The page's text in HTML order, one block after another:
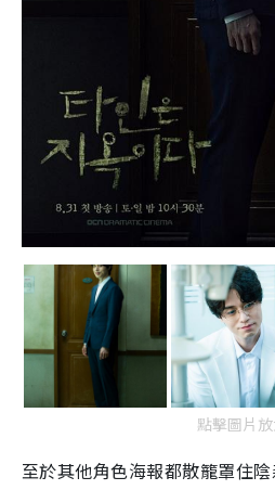
點擊圖片
至於其他角色海報都散籠罩住